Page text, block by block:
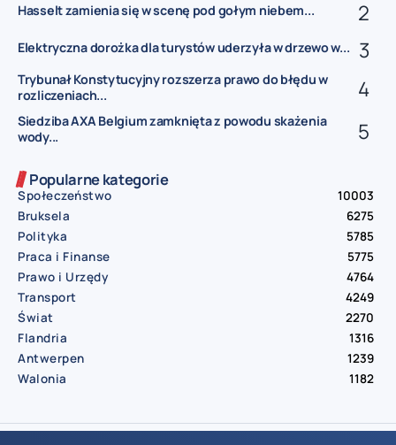
Hasselt zamienia się w scenę pod gołym niebem...
Elektryczna dorożka dla turystów uderzyła w drzewo w...
Trybunał Konstytucyjny rozszerza prawo do błędu w
rozliczeniach...
Siedziba AXA Belgium zamknięta z powodu skażenia
wody...
Popularne kategorie
Społeczeństwo
10003
Bruksela
6275
Polityka
5785
Praca i Finanse
5775
Prawo i Urzędy
4764
Transport
4249
Świat
2270
Flandria
1316
Antwerpen
1239
Walonia
1182